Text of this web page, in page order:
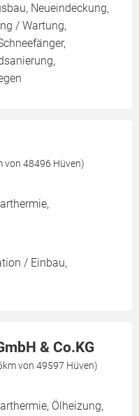
Neueindeckung,
/ Wartung,
von 48496 Hüven)
/ Einbau,
& Co.KG
von 49597 Hüven)
Ölheizung,